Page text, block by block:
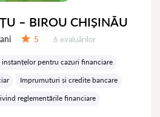
– BIROU CHIȘINĂU
5 Evaluărilor:
6 evaluărilor
instanțelor pentru cazuri financiare
Imprumuturi și credite bancare
reglementările financiare